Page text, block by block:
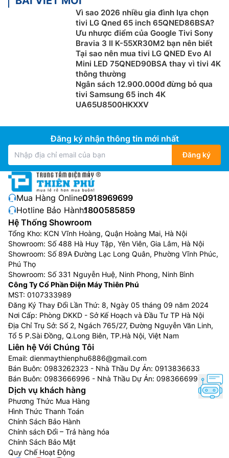
Chọn mua theo thương hiệu:
có rất nhiều thương hiệu tivi chính hãng nổi tiếng, có
mẫu mã đa dạng, chất lượng tốt và bền bỉ. Một số
hãng tivi được ưa chuộng có thể kể đến như: Sony,
Samsung, LG, Casper, TCL, Xiaomi… Mỗi hãng sẽ có
phong cách thiết kế, kiểu dáng và công nghệ khác
nhau. Tùy thuộc vào sở thích, nhu cầu sử dụng thực tế
cũng như túi tiền của bản thân mà bạn có thể lựa chọn
sản phẩm phù hợp nhất.
máy Thiên Phú
Tivi Samsung
Samsung là thương hiệu tivi hàng đầu đến từ Hàn
Quốc với thiết kế hiện đại, đa dạng mẫu mã, công
nghệ phù hợp với thị hiếu của đa số người tiêu dùng
hiện nay. Các dòngtivi Samsungđược nhiều khách
hàng yêu thích: Samsung qled, samsung lifestyle… Đặc
biệt, từ năm 2025 Samsung đã tích hợp công nghệ trí
thông minh nhân tạo AI cho hầu hết các model tivi ,
giúp chọn lọc và giảm thiểu đáng kể tình trạng nhiễu
hạt, mang đến hình ảnh sắc nét hoàn hảo.
Bên cạnh đó, tivi Samsung với công nghệ độc quyền
Quantum Dot sẽ mang lại những khung hình có màu
sắc rực rỡ, nịnh mắt. Ngoài ra, các sản phẩm còn được
tích hợp tính năng điều khiển bằng giọng nói, tiện lợi
sử dụng dành cho cả trẻ em lẫn người lớn tuổi.
Vì sao 2026 nhiều gia đình lựa chọn
tivi LG Qned 65 inch 65QNED86BSA?
Ưu nhược điểm của Google Tivi Sony
Bravia 3 II K-55XR30M2 bạn nên biết
Tại sao nên mua tivi LG QNED Evo AI
Mini LED 75QNED90BSA thay vì tivi 4K
thông thường
Ngân sách 12.900.000đ đừng bỏ qua
tivi Samsung 65 inch 4K
UA65U8500HKXXV
Đăng ký nhận thông tin mới nhất
Đăng ký
Mua Hàng Online:0918969699
Hotline Bảo Hành:1800585859
Hệ Thống Showroom
Tổng Kho: KCN Vĩnh Hoàng, Quận Hoàng Mai, Hà Nội
Showroom: Số 488 Hà Huy Tập, Yên Viên, Gia Lâm, Hà Nội
Showroom: Số 89A Đường Lạc Long Quân, Phường Vĩnh Phúc,
Phú Thọ
Showroom: Số 331 Nguyễn Huệ, Ninh Phong, Ninh Bình
Công Ty Cổ Phần Điện Máy Thiên Phú
MST: 0107333989
Đăng Ký Thay Đổi Lần Thứ: 8, Ngày 05 tháng 09 năm 2024
Nơi Cấp: Phòng DKKD - Sở Kế Hoạch và Đầu Tư TP Hà Nội
Địa Chỉ Trụ Sở: Số 2, Ngách 765/27, Đường Nguyễn Văn Linh,
Tổ 5 P.Sài Đồng, Q.Long Biên, TP.Hà Nội, Việt Nam
Liên hệ Với Chúng Tôi
Email: dienmaythienphu6886@gmail.com
Bán Buôn: 0983262323 - Nhà Thầu Dự Án: 0913836633
Bán Buôn: 0983666996 - Nhà Thầu Dự Án: 0983666996
Dịch vụ khách hàng
Phương Thức Mua Hàng
Hình Thức Thanh Toán
Chính Sách Bảo Hành
Chính sách Đổi – Trả hàng hóa
Chính Sách Bảo Mật
Quy Chế Hoạt Động